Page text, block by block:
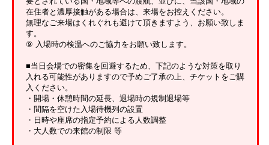
在住者と濃厚接触がある場合は、来場をお控えください。
無理なご来場はくれぐれも避けて頂きますよう、お願い致しま
す。
⑨ 入場時の検温へのご協力をお願い致します。
■当日会場での密集を回避するため、下記のような対策を取り
入れる可能性がありますので予めご了承の上、チケットをご購
入ください。
・開場・休憩時間の延長、退場時の規制退場等
・間隔を空けた入場待機列の設置
・日時や座席の指定予約による人数調整
・大人数での来館の制限 等